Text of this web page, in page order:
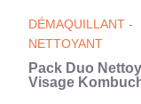
DÉMAQUILLANT -
NETTOYANT
Pack Duo
Visage